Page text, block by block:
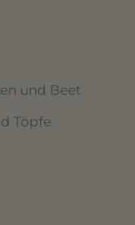
und Beet
Töpfe